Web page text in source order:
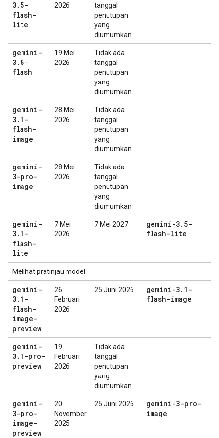
3. 5-
flash-
lite
2026
tanggal
penutupan
yang
diumumkan
gemini-
3. 5-
flash
19 Mei
2026
Tidak ada
tanggal
penutupan
yang
diumumkan
gemini-
3. 1-
flash-
image
28 Mei
2026
Tidak ada
tanggal
penutupan
yang
diumumkan
gemini-
3-pro-
image
28 Mei
2026
Tidak ada
tanggal
penutupan
yang
diumumkan
gemini-
3. 1-
flash-
lite
7 Mei
2026
7 Mei 2027 gemini-3. 5-
flash-lite
Melihat pratinjau model
gemini-
3. 1-
flash-
image-
preview
26
Februari
2026
25 Juni 2026 gemini-3. 1-
flash-image
gemini-
3. 1-pro-
preview
19
Februari
2026
Tidak ada
tanggal
penutupan
yang
diumumkan
gemini-
3-pro-
image-
preview
20
November
2025
25 Juni 2026
gemini-3-pro-
image